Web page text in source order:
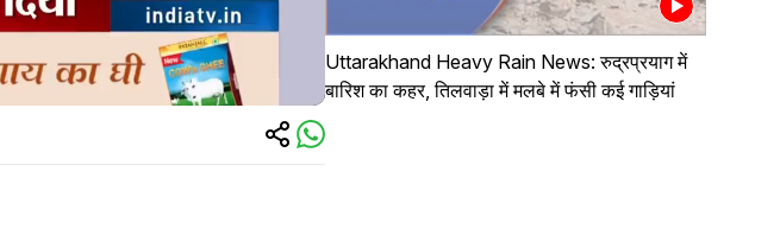
Uttarakhand Heavy Rain News: रुद्रप्रयाग में
बारिश का कहर, तिलवाड़ा में मलबे में फंसी कई गाड़ियां